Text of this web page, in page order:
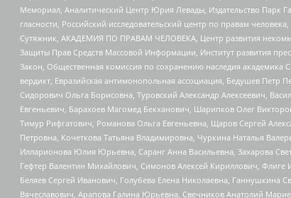
Мемориал, Аналитический Центр Юрия Левады, Издательство Парк
гласности, Российский исследовательский центр по правам
Сутяжник, АКАДЕМИЯ ПО ПРАВАМ ЧЕЛОВЕКА, Центр развития
Защиты Прав Средств Массовой Информации, Институт развития
Закон, Общественная комиссия по сохранению наследия
вердикт, Евразийская антимонопольная ассоциация, Бедушев
Сидорович Ольга Борисовна, Туровский Александр Алексеевич,
Евгеньевич, Барахоев Магомед Бекханович, Шарипков Олег
Тимур Рифгатович, Романова Ольга Евгеньевна, Щаров Сергей
Петровна, Кочеткова Татьяна Владимировна, Чуркина Наталья
Илларионова Юлия Юрьевна, Саранг Анна Васильевна, Захарова
Гефтер Валентин Михайлович, Симонов Алексей Кириллович,
Беляев Сергей Иванович, Голубева Елена Николаевна, Ганнушкина
Вячеславович, Арапова Галина Юрьевна, Свечников Анатолий